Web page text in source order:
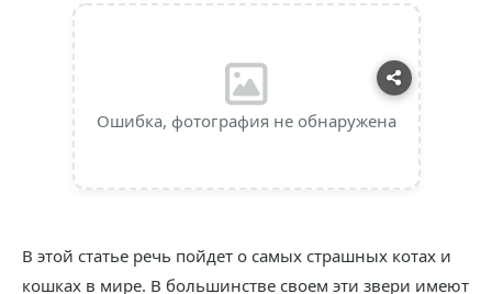
Ошибка, фотография не обнаружена
В этой статье речь пойдет о самых страшных котах и
кошках в мире. В большинстве своем эти звери имеют